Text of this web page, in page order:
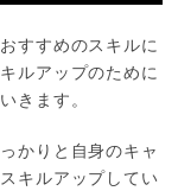
すすめのスキルに
ルアップのために
きます。
かりと自身のキャ
キルアップしてい